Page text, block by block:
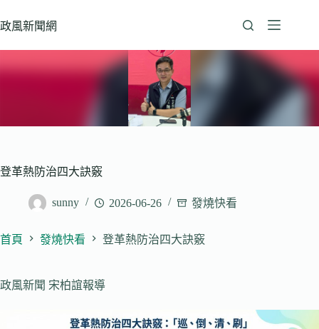
至
政風新聞網
登革熱防治四大訣竅
sunny 2026-06-26 發燒快看
首頁 發燒快看 登革熱防治四大訣竅
政風新聞 宋柏誼報導